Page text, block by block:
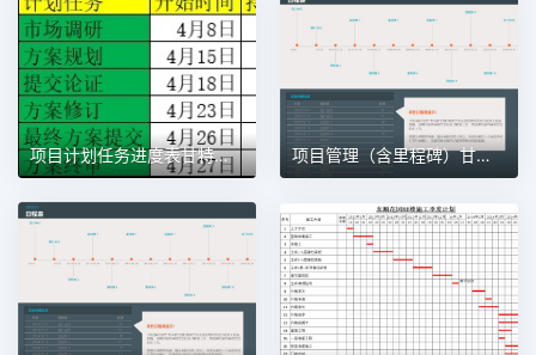
项目计划任务进度表甘特图1甘特图excel模板 项目管理（含里程碑）甘特图excel模板